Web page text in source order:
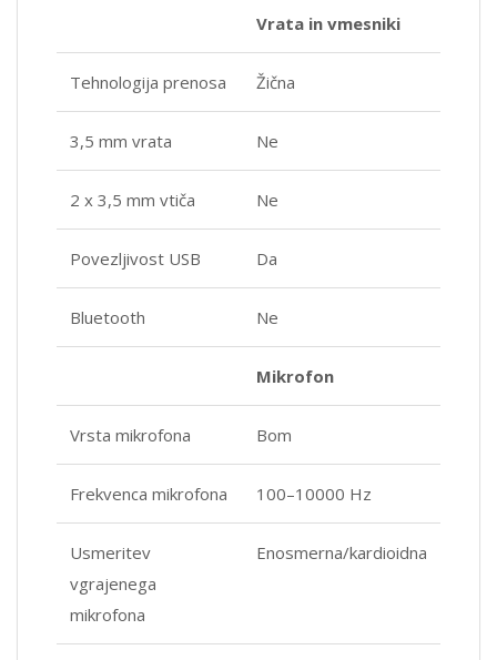
Vrata in vmesniki
Tehnologija prenosa Žična
3,5 mm vrata Ne
2 x 3,5 mm vtiča Ne
Povezljivost USB Da
Bluetooth Ne
Mikrofon
Vrsta mikrofona Bom
Frekvenca mikrofona 100–10000 Hz
Usmeritev
vgrajenega
mikrofona
Enosmerna/kardioidna